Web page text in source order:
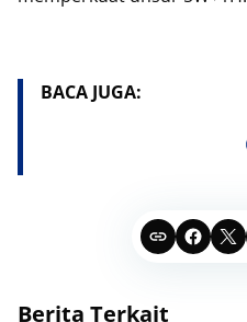
BACA JUGA:
Berita Terkait